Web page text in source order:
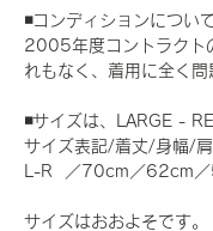
◾️コンディションについ
2005年度コントラクト
れもなく、着用に全く問
◾️サイズは、LARGE -
サイズ表記/着丈/身幅/
L-R ／70cm／62cm
サイズはおおよそです。